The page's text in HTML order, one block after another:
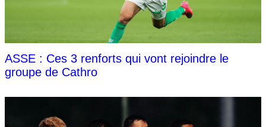
ASSE : Ces 3 renforts qui vont rejoindre le
groupe de Cathro